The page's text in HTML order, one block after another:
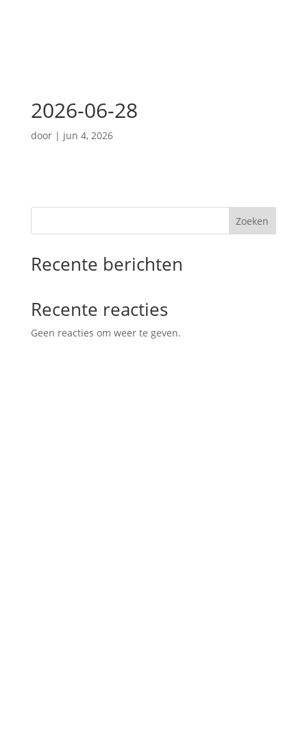
2026-06-28
door | jun 4, 2026
Zoeken
Recente berichten
Recente reacties
Geen reacties om weer te geven.